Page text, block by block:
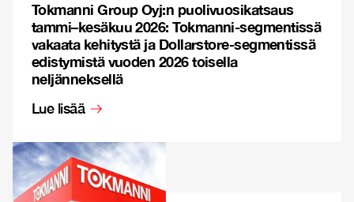
Tokmanni Group Oyj:n puolivuosikatsaus
tammi–kesäkuu 2026: Tokmanni-segmentissä
vakaata kehitystä ja Dollarstore-segmentissä
edistymistä vuoden 2026 toisella
neljänneksellä
Lue lisää